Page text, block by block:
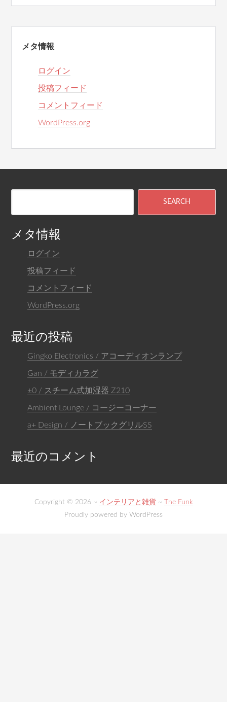
メタ情報
ログイン
投稿フィード
コメントフィード
WordPress.org
メタ情報
ログイン
投稿フィード
コメントフィード
WordPress.org
最近の投稿
Gingko Electronics / アコーディオンランプ
Gan / モディカラグ
±0 / スチーム式加湿器 Z210
Ambient Lounge / コージーコーナー
a+ Design / ノートブックグリルSS
最近のコメント
Copyright © 2026 ~ インテリアと雑貨~
The Funk
Proudly powered by WordPress